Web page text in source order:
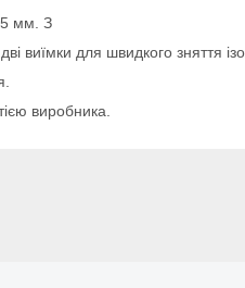
мм. З
виїмки для швидкого зняття
виробника.